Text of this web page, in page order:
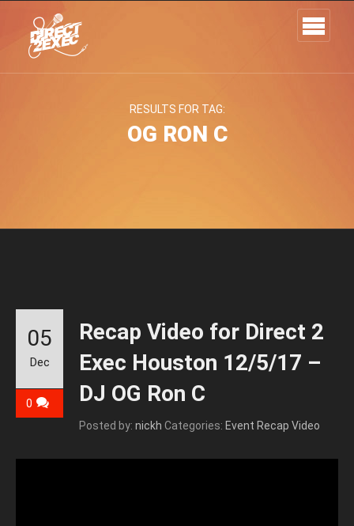
RESULTS FOR TAG:
OG RON C
Recap Video for Direct 2
Exec Houston 12/5/17 –
DJ OG Ron C
Posted by: nickh Categories: Event Recap Video
05
Dec
0